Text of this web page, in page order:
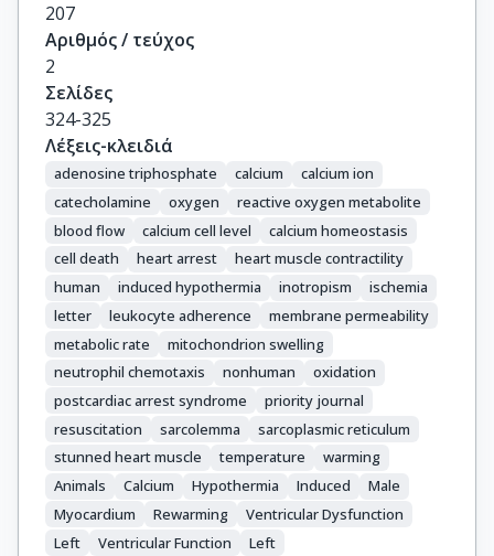
207
Αριθμός / τεύχος
2
Σελίδες
324-325
Λέξεις-κλειδιά
adenosine triphosphate calcium
calcium ion
catecholamine
oxygen
reactive oxygen metabolite
blood flow
calcium cell level
calcium homeostasis
cell death
heart arrest
heart muscle contractility
human
induced hypothermia inotropism
ischemia
letter
leukocyte adherence
membrane permeability
metabolic rate
mitochondrion swelling
neutrophil chemotaxis
nonhuman
oxidation
postcardiac arrest syndrome
priority journal
resuscitation
sarcolemma
sarcoplasmic reticulum
stunned heart muscle
temperature
warming
Animals
Calcium Hypothermia Induced
Male
Myocardium
Rewarming
Ventricular Dysfunction
Left
Ventricular Function Left